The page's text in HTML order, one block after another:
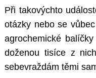
Při takovýchto
otázky nebo se
agrochemické
doženou tisíce z
sebevraždám těmi